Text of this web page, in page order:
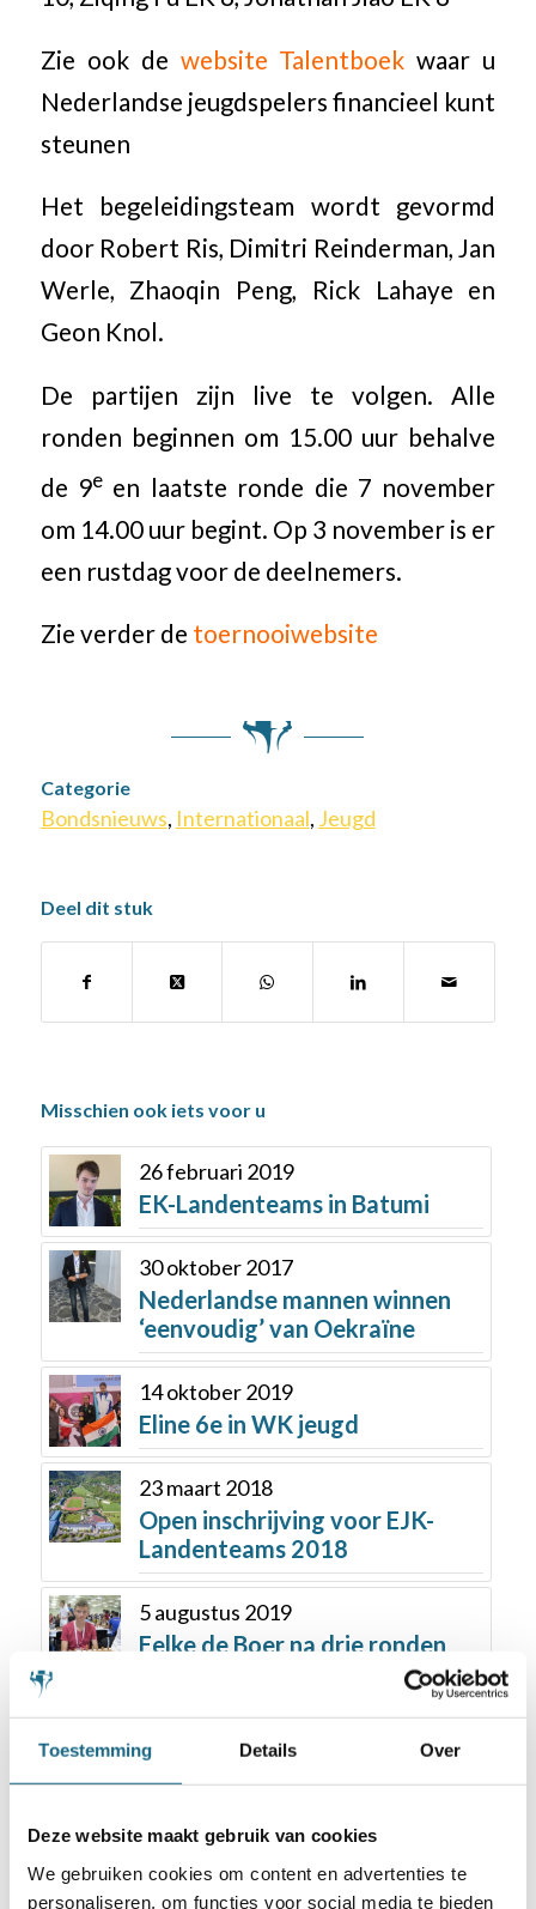
Toestemming Details Over
Deze website maakt gebruik van cookies
We gebruiken cookies om content en advertenties te
personaliseren, om functies voor social media te bieden
Zie ook de website Talentboekwaar u
Nederlandse jeugdspelers financieel kunt
steunen
Het begeleidingsteam wordt gevormd
door Robert Ris, Dimitri Reinderman, Jan
Werle, Zhaoqin Peng, Rick Lahaye en
Geon Knol.
De partijen zijn live te volgen. Alle
ronden beginnen om 15.00 uur behalve
de 9e en laatste ronde die 7 november
om 14.00 uur begint. Op 3 november is er
een rustdag voor de deelnemers.
Zie verder de toernooiwebsite
Categorie
Bondsnieuws, Internationaal, Jeugd
Deel dit stuk
Misschien ook iets voor u
26 februari 2019
EK-Landenteams in Batumi
30 oktober 2017
Nederlandse mannen winnen
‘eenvoudig’ van Oekraïne
14 oktober 2019
Eline 6e in WK jeugd
23 maart 2018
Open inschrijving voor EJK-
Landenteams 2018
5 augustus 2019
Eelke de Boer na drie ronden